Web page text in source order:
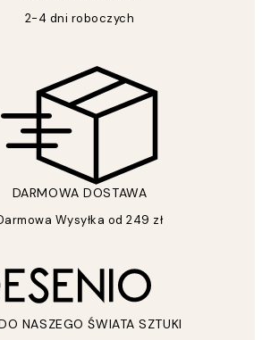
2-4 dni roboczych
DARMOWA DOSTAWA
Wysyłka od 249 zł
NASZEGO ŚWIATA SZTUKI